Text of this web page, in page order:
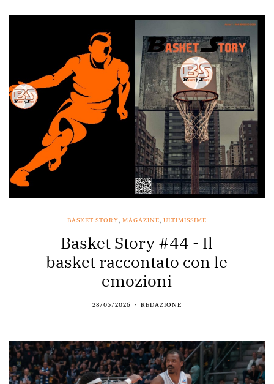
BASKET STORY, MAGAZINE, ULTIMISSIME
Basket Story #44 - Il
basket raccontato con le
emozioni
28/05/2026 REDAZIONE